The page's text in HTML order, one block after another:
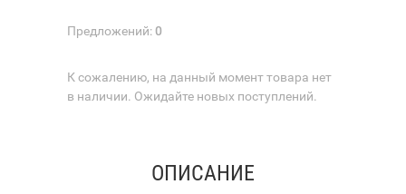
Предложений:0
К сожалению, на данный момент товара нет
в наличии. Ожидайте новых поступлений.
ОПИСАНИЕ